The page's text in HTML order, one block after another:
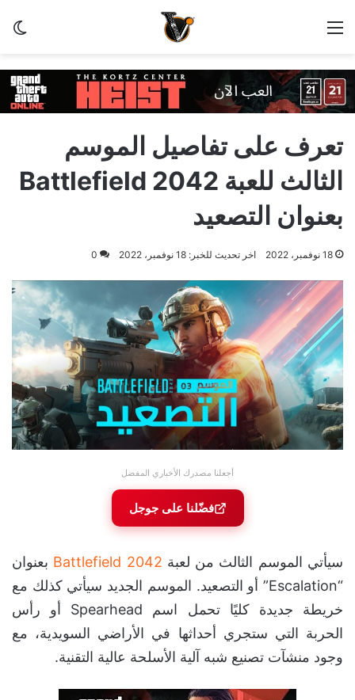
القائمة
تعرف على تفاصيل الموسم
الثالث للعبة Battlefield 2042
بعنوان التصعيد
18 نوفمبر، 2022 اخر تحديث للخبر: 18 نوفمبر، 2022 0
أجعلنا مصدرك الأخباري المفضل
فضّلنا على جوجل
سيأتي الموسم الثالث من لعبة Battlefield 2042 بعنوان
“Escalation” أو التصعيد. الموسم الجديد سيأتي كذلك مع
خريطة جديدة كليًا تحمل اسم Spearhead أو رأس
الحربة التي ستجري أحداثها في الأراضي السويدية، مع
وجود منشآت تصنيع شبه آلية الأسلحة عالية التقنية.